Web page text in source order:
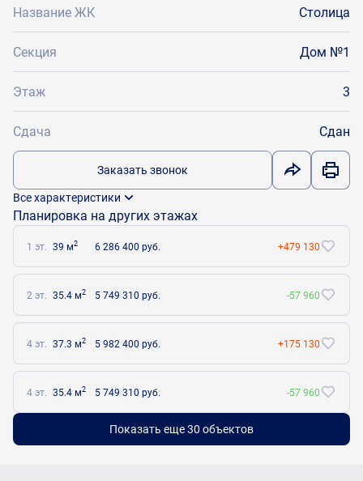
Название ЖК Столица
Секция Дом №1
Этаж 3
Сдача Сдан
Заказать звонок
Все характеристики
Планировка на других этажах
1 эт. 39 м2 6 286 400 руб. +479 130
2 эт. 35.4 м2 5 749 310 руб. -57 960
4 эт. 37.3 м2 5 982 400 руб. +175 130
4 эт. 35.4 м2 5 749 310 руб. -57 960
Показать еще 30 объектов